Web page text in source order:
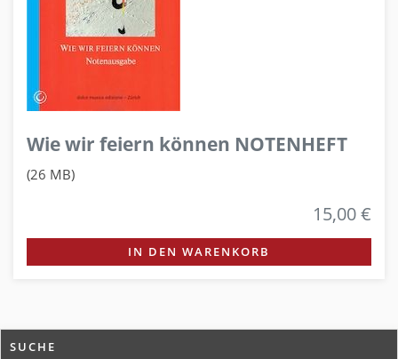
Wie wir feiern können NOTENHEFT
(26 MB)
15,00 €
IN DEN WARENKORB
SUCHE